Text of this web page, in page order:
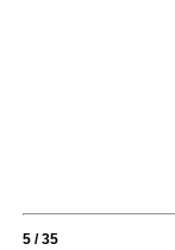
5 / 35